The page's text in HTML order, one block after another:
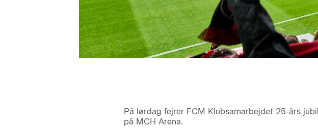
På lørdag fejrer FCM Klubsamarbejdet 25-års
på MCH Arena.